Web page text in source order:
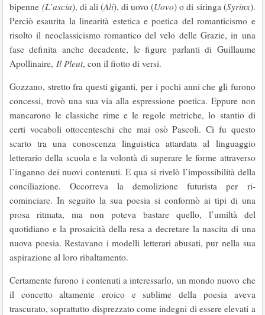
bipenne(L’ascia), di ali (Ali), di uovo (Uovo) o di siringa (Syrinx).
Perciò esaurita la linearità estetica e poetica del romanticismo e
risolto il neoclassicismo romantico del velo delle Grazie, in una
fase definita anche decadente, le figure parlanti di Guillaume
Apollinaire, Il Pleut, con il fiotto di versi.
Gozzano, stretto fra questi giganti, per i pochi anni che gli furono
concessi, trovò una sua via alla espressione poetica. Eppure non
mancarono le classiche rime e le regole metriche, lo stantio di
certi vocaboli ottocenteschi che mai osò Pascoli. Ci fu questo
scarto tra una conoscenza linguistica attardata al linguaggio
letterario della scuola e la volontà di superare le forme attraverso
l’inganno dei nuovi contenuti. E qua si rivelò l’impossibilità della
conciliazione. Occorreva la demolizione futurista per ri-
cominciare. In seguito la sua poesia si conformò ai tipi di una
prosa ritmata, ma non poteva bastare quello, l’umiltà del
quotidiano e la prosaicità della resa a decretare la nascita di una
nuova poesia. Restavano i modelli letterari abusati, pur nella sua
aspirazione al loro ribaltamento.
Certamente furono i contenuti a interessarlo, un mondo nuovo che
il concetto altamente eroico e sublime della poesia aveva
trascurato, soprattutto disprezzato come indegni di essere elevati a